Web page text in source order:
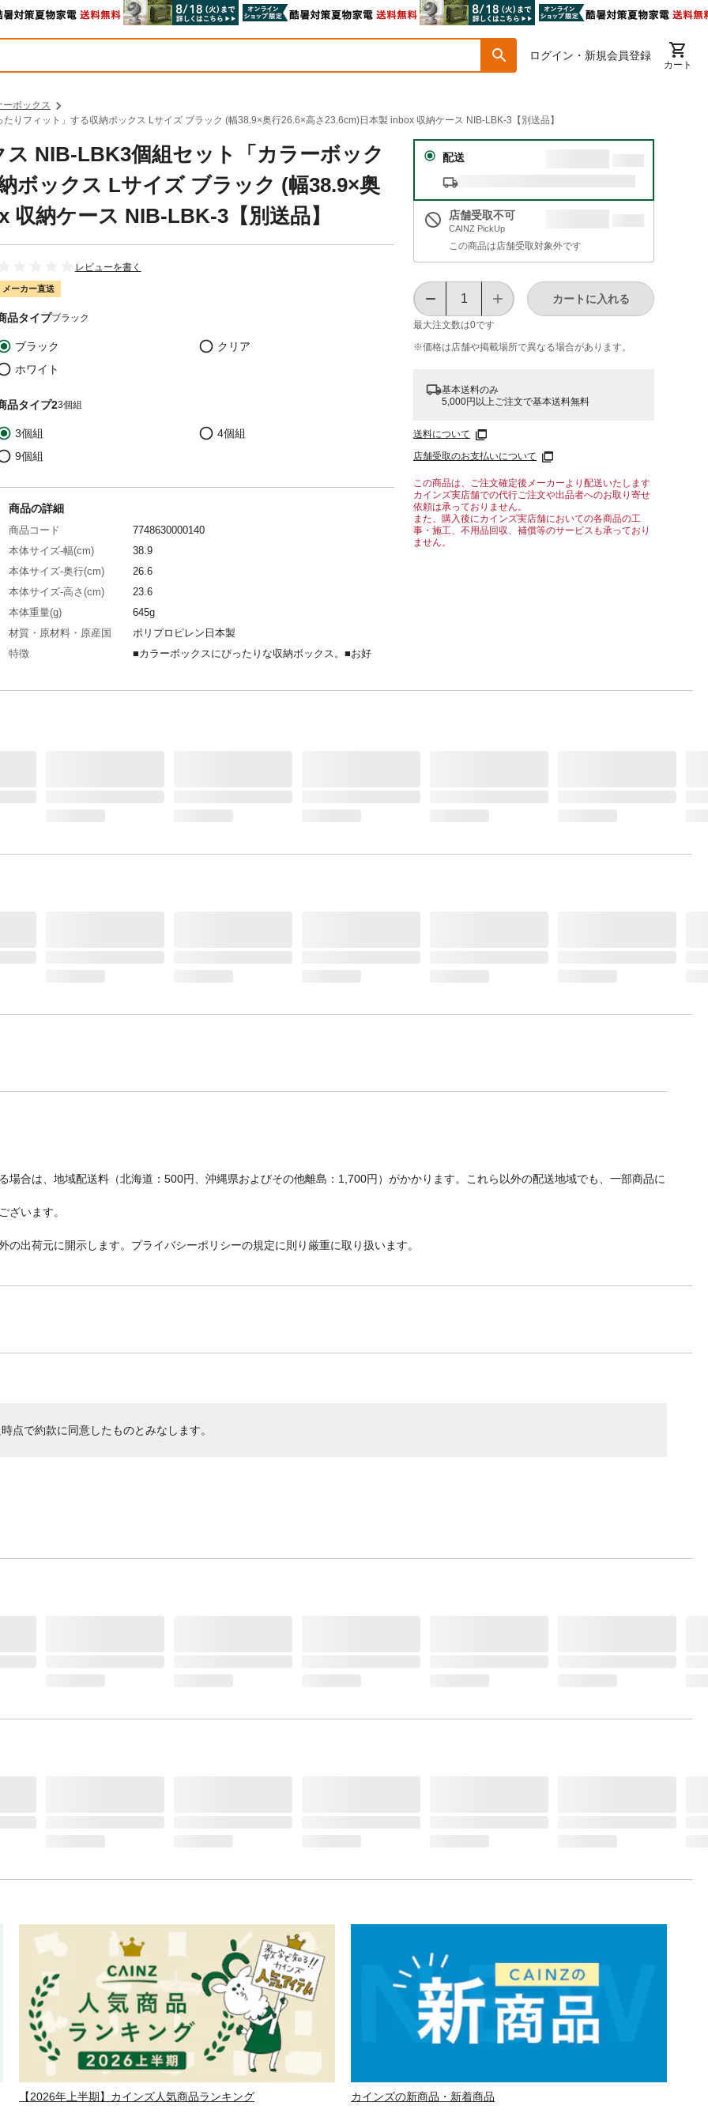
ログイン・新規会員登録
カート
ーボックス
りフィット」する収納ボックス Lサイズ ブラック (幅38.9×奥行26.6×高さ23.6cm)日本製 inbox 収納ケース NIB-LBK-3【別送品】
NIB-LBK3個組セット「カラーボック
ボックス Lサイズ ブラック (幅38.9×奥
納ケース NIB-LBK-3【別送品】
レビューを書く
メーカー直送
品タイプブラック
ブラック
クリア
ホワイト
品タイプ23個組
3個組
4個組
9個組
配送
店舗受取不可
CAINZ PickUp
この商品は店舗受取対象外です
最大注文数は0です
カートに入れる
※価格は​店舗や​掲載場所で​異なる​場合が​あります。
基本送料のみ
5,000円以上ご注文で基本送料無料
送料について
店舗受取のお支払いについて
この商品は、ご注文確定後メーカーより配送いたします
カインズ実店舗での代行ご注文や出品者へのお取り寄せ
依頼は承っておりません。
また、購入後にカインズ実店舗においての各商品の工
事・施工、不用品回収、補償等のサービスも承っており
ません。
商品の詳細
商品コード
7748630000140
本体サイズ-幅(cm)
38.9
本体サイズ-奥行(cm)
26.6
本体サイズ-高さ(cm)
23.6
本体重量(g)
645g
材質・原材料・原産国
ポリプロピレン日本製
特徴
■カラーボックスにぴったりな収納ボックス。■お好
場合は、地域配送料（北海道：500円、沖縄県およびその他離島：1,700円）がかかります。これら以外の配送地域でも、一部商品に
ざいます。
出荷元に開示します。プライバシーポリシーの規定に則り厳重に取り扱います。
点で約款に同意したものとみなします。
【2026年上半期】カインズ人気商品ランキング カインズの新商品・新着商品